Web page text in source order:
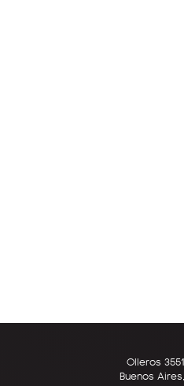
Olleros
Buenos